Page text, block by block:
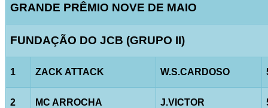
GRANDE PRÊMIO NOVE DE MAIO
FUNDAÇÃO DO JCB (GRUPO II)
1 ZACK ATTACK W.S.CARDOSO
2 MC ARROCHA J.VICTOR